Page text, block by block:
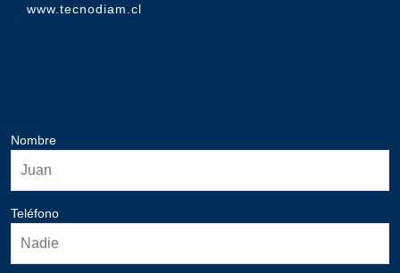
www.tecnodiam.cl
Nombre
Teléfono